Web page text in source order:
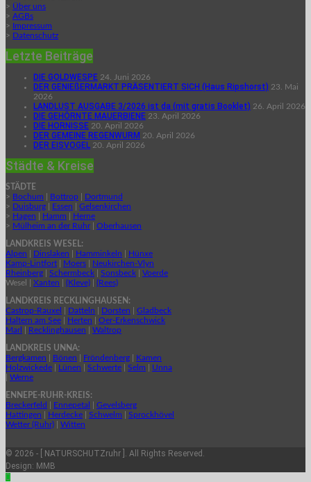
> Über uns
> AGBs
> Impressum
> Datenschutz
Letzte Beiträge
DIE GOLDWESPE 24. Juni 2026
DER GENIEßERMARKT PRÄSENTIERT SICH (Haus Ripshorst) 23. Mai
2026
LANDLUST AUSGABE 3/2026 ist da (mit gratis Booklet) 26. April 2026
DIE GEHÖRNTE MAUERBIENE 23. April 2026
DIE HORNISSE 20. April 2026
DER GEMEINE REGENWURM 20. April 2026
DER EISVOGEL 20. April 2026
Städte & Kreise
STÄDTE
> Bochum Bottrop
Dortmund
> Duisburg Essen
Gelsenkirchen
> Hagen Hamm
Herne
> Mülheim an der Ruhr| Oberhausen
LANDKREIS WESEL:
Alpen
Dinslaken Hamminkeln
Hünxe
Kamp-Lintfort
Moers
Neukirchen-Vlyn
Rheinberg
Schermbeck Sonsbeck
Voerde
Wesel | Xanten (Kleve) (Rees)
LANDKREIS RECKLINGHAUSEN:
Castrop-Rauxel
Datteln Dorsten
Gladbeck
Haltern am See
Herten
Oer-Erkenschwick
Marl
Recklinghausen Waltrop
LANDKREIS UNNA:
Bergkamen
Bönen Fröndenberg
Kamen
Holzwickede
Lünen Schwerte Selm
Unna
Werne
ENNEPE-RUHR-KREIS:
Breckerfeld
Ennepetal
Gevelsberg
Hattingen
Herdecke Schwelm
Sprockhövel
Wetter (Ruhr)
Witten
© 2026 - [ NATURSCHUTZruhr ]. All Rights Reserved.
Design: MMB